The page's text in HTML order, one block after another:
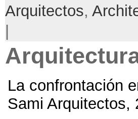
Arquitectos,
|
La confrontación
Sami Arquitectos,